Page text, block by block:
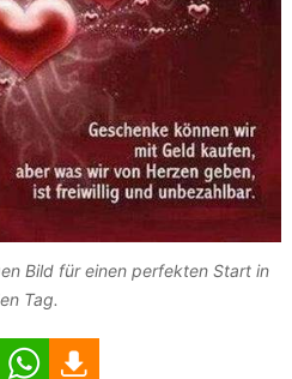
Bild für einen perfekten Start in
Tag.